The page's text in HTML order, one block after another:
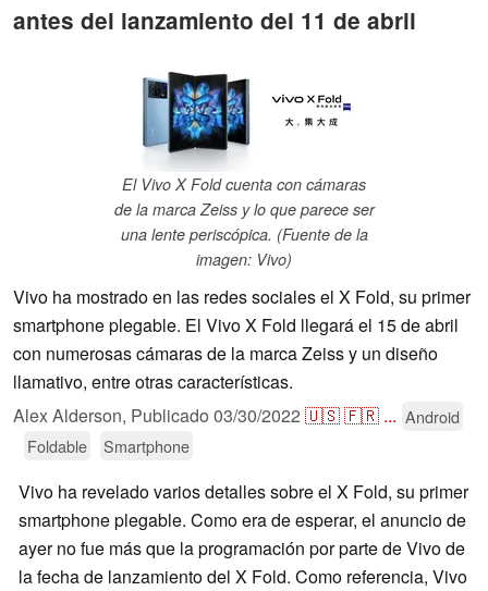
antes del lanzamiento del 11 de abril
El Vivo X Fold cuenta con cámaras
de la marca Zeiss y lo que parece ser
una lente periscópica. (Fuente de la
imagen: Vivo)
Vivo ha mostrado en las redes sociales el X Fold, su primer
smartphone plegable. El Vivo X Fold llegará el 15 de abril
con numerosas cámaras de la marca Zeiss y un diseño
llamativo, entre otras características.
Alex Alderson, Publicado 03/30/2022 🇺🇸🇫🇷 ... Android
Foldable
Smartphone
Vivo ha revelado varios detalles sobre el X Fold, su primer
smartphone plegable. Como era de esperar, el anuncio de
ayer no fue más que la programación por parte de Vivo de
la fecha de lanzamiento del X Fold. Como referencia, Vivo